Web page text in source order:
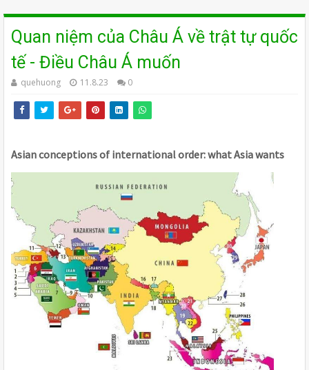
Quan niệm của Châu Á về trật tự quốc
tế - Điều Châu Á muốn
quehuong 11.8.23 0
Asian conceptions of international order: what Asia wants